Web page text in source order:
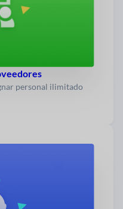
personal ilimitado